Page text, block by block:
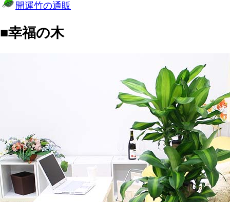
開運竹の通販
■幸福の木